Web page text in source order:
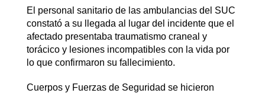
El personal sanitario de las ambulancias del SUC
constató a su llegada al lugar del incidente que el
afectado presentaba traumatismo craneal y
torácico y lesiones incompatibles con la vida por
lo que confirmaron su fallecimiento.
Cuerpos y Fuerzas de Seguridad se hicieron